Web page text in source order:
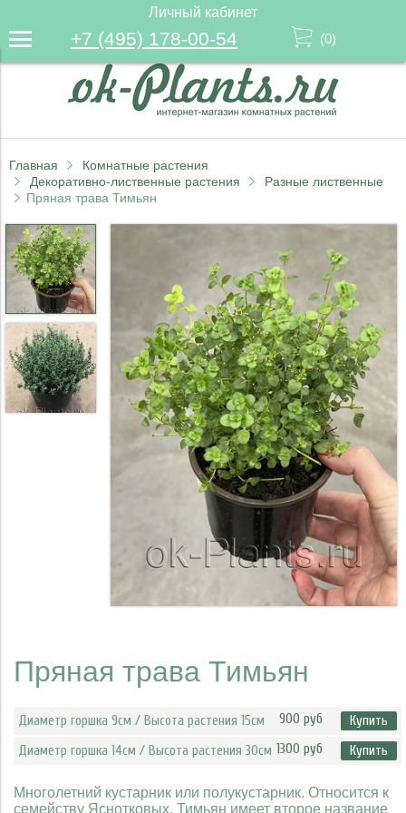
Личный кабинет
+7 (495) 178-00-54 (0)
Главная
Комнатные растения
Декоративно-лиственные растения
Разные лиственные
Пряная трава Тимьян
Пряная трава Тимьян
Диаметр горшка 9см / Высота растения 15см 900 руб
Купить
Диаметр горшка 14см / Высота растения 30см 1300 руб Купить
Многолетний кустарник или полукустарник. Относится к
семейству Яснотковых. Тимьян имеет второе название